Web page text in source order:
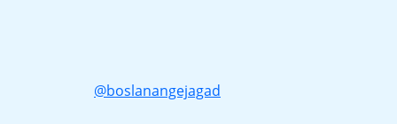
@boslanangejagad